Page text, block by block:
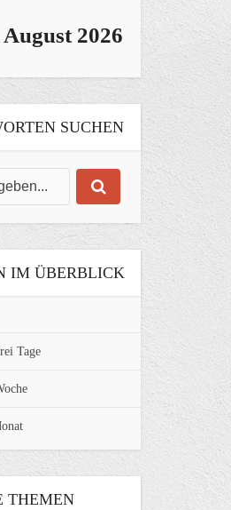
2026
SUCHEN
IM ÜBERBLICK
Tage
THEMEN